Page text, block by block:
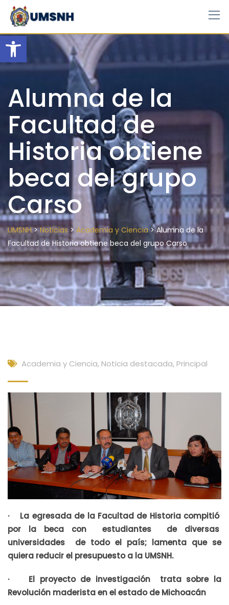
Open toolbar
Skip
content
Alumna de la
Facultad de
Historia obtiene
beca del grupo
Carso
UMSNH>Noticias> Academia y Ciencia>Alumna de la
Facultad de Historia obtiene beca del grupo Carso
Academia y Ciencia, Noticia destacada, Principal
· La egresada de la Facultad de Historia compitió
por la beca con estudiantes de diversas
universidades de todo el país; lamenta que se
quiera reducir el presupuesto a la UMSNH.
· El proyecto de investigación trata sobre la
Revolución maderista en el estado de Michoacán